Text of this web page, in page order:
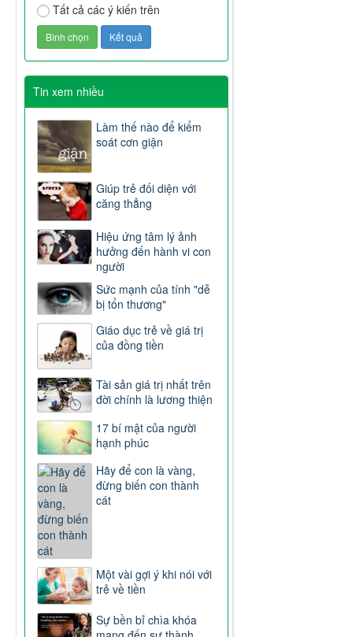
Tất cả các ý kiến trên
Tin xem nhiều
Làm thế nào để kiểm
soát cơn giận
Giúp trẻ đối diện với
căng thẳng
Hiệu ứng tâm lý ảnh
hưởng đến hành vi con
người
Sức mạnh của tính "dễ
bị tổn thương"
Giáo dục trẻ về giá trị
của đồng tiền
Tài sản giá trị nhất trên
đời chính là lương thiện
17 bí mật của người
hạnh phúc
Hãy để con là vàng,
đừng biến con thành
cát
Một vài gợi ý khi nói với
trẻ về tiền
Sự bền bỉ chìa khóa